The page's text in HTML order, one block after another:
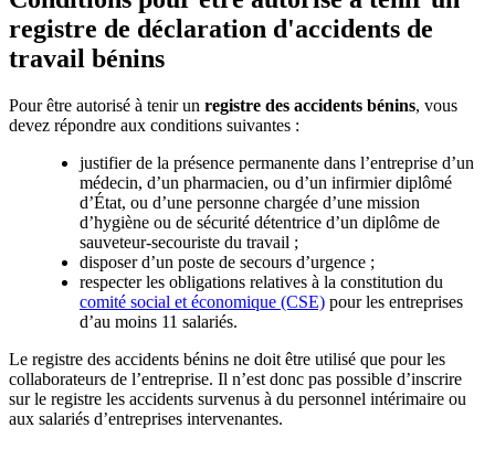
registre de déclaration d'accidents de
travail bénins
Pour être autorisé à tenir un registre des accidents bénins, vous
devez répondre aux conditions suivantes :
justifier de la présence permanente dans l’entreprise d’un
médecin, d’un pharmacien, ou d’un infirmier diplômé
d’État, ou d’une personne chargée d’une mission
d’hygiène ou de sécurité détentrice d’un diplôme de
sauveteur-secouriste du travail ;
disposer d’un poste de secours d’urgence ;
respecter les obligations relatives à la constitution du
comité social et économique (CSE) pour les entreprises
d’au moins 11 salariés.
Le registre des accidents bénins ne doit être utilisé que pour les
collaborateurs de l’entreprise. Il n’est donc pas possible d’inscrire
sur le registre les accidents survenus à du personnel intérimaire ou
aux salariés d’entreprises intervenantes.